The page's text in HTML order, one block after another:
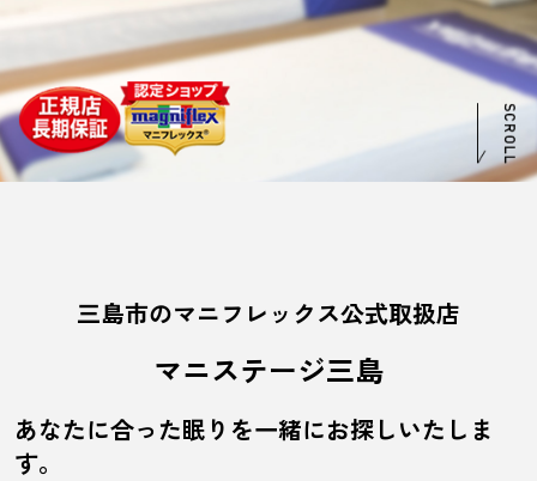
三島市のマニフレックス公式取扱店
マニステージ三島
あなたに合った眠りを一緒にお探しいたしま
す。